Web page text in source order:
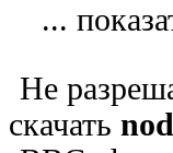
...
Не
скачать